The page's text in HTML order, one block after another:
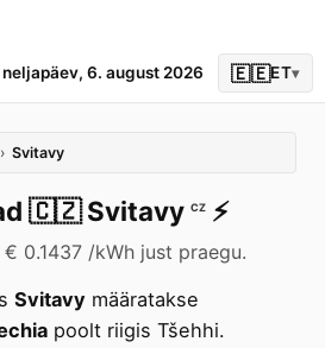
neljapäev, 6. august 2026 🇪🇪ET▾
› Svitavy
🇨🇿 Svitavy CZ ⚡️
0.1437 /kWh just praegu.
Svitavy määratakse
poolt riigis Tšehhi.